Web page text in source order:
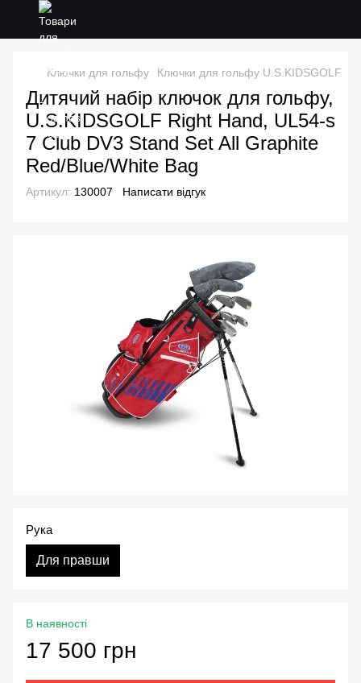
Ключки для гольфу Ключки для гольфу U.S.KIDSGOLF
Дитячий набір ключок для гольфу,
U.S.KIDSGOLF Right Hand, UL54-s
7 Club DV3 Stand Set All Graphite
Red/Blue/White Bag
Артикул: 130007 Написати відгук
Рука
Для правши
В наявності
17 500 грн